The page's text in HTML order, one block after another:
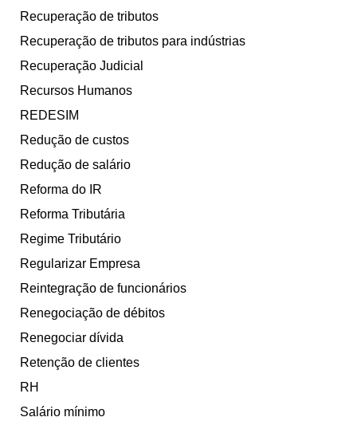
Recuperação de tributos
Recuperação de tributos para indústrias
Recuperação Judicial
Recursos Humanos
REDESIM
Redução de custos
Redução de salário
Reforma do IR
Reforma Tributária
Regime Tributário
Regularizar Empresa
Reintegração de funcionários
Renegociação de débitos
Renegociar dívida
Retenção de clientes
RH
Salário mínimo